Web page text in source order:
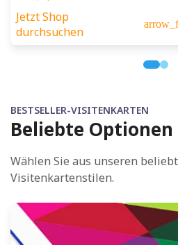
Jetzt Shop
durchsuchen
BESTSELLER-VISITENKARTEN
Beliebte Optionen
Wählen Sie aus unseren
Visitenkartenstilen.